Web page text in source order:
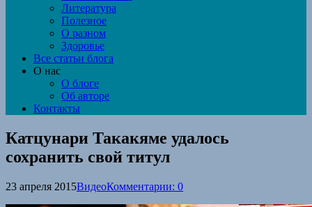
Литература
Полезное
О разном
Здоровье
Все статьи блога
О нас
О блоге
Об авторе
Контакты
Катцунари Такакяме удалось
сохранить свой титул
23 апреля 2015ВидеоКомментарии: 0